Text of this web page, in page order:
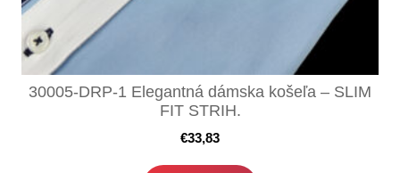
30005-DRP-1 Elegantná dámska košeľa – SLIM
FIT STRIH.
€33,83